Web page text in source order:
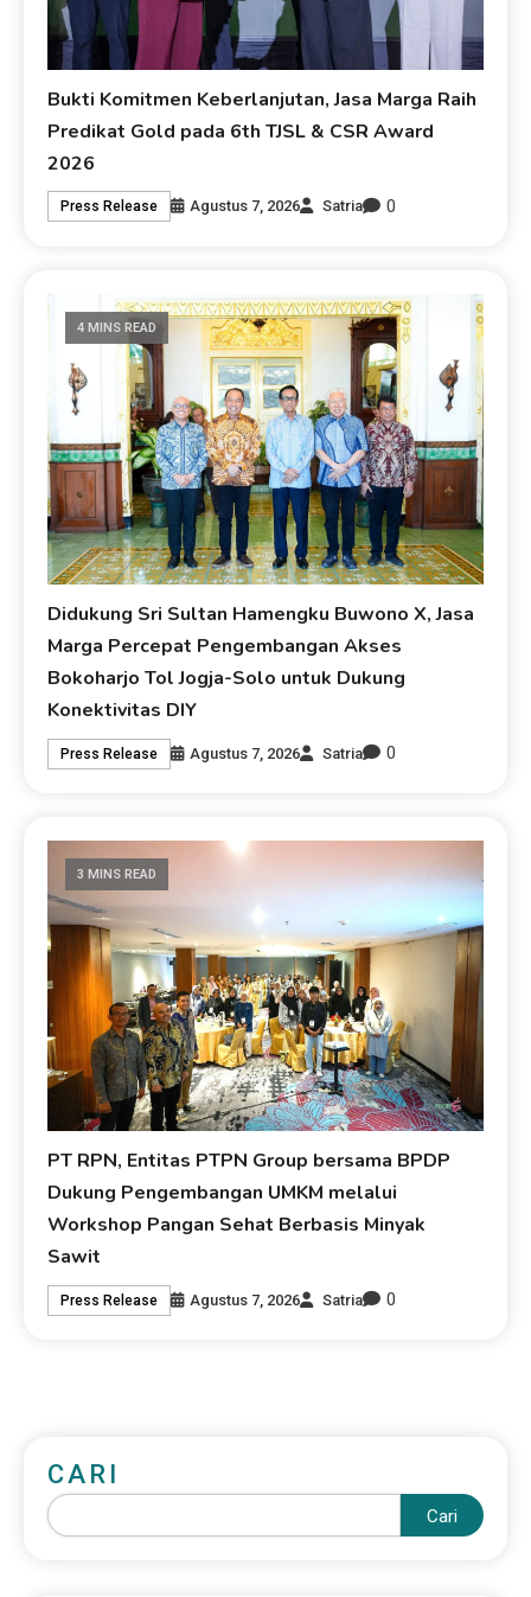
Bukti Komitmen Keberlanjutan, Jasa Marga Raih
Predikat Gold pada 6th TJSL & CSR Award
2026
Press Release Agustus 7, 2026 Satria 0
4 MINS READ
Didukung Sri Sultan Hamengku Buwono X, Jasa
Marga Percepat Pengembangan Akses
Bokoharjo Tol Jogja-Solo untuk Dukung
Konektivitas DIY
Press Release Agustus 7, 2026 Satria 0
3 MINS READ
PT RPN, Entitas PTPN Group bersama BPDP
Dukung Pengembangan UMKM melalui
Workshop Pangan Sehat Berbasis Minyak
Sawit
Press Release Agustus 7, 2026 Satria 0
CARI
Cari